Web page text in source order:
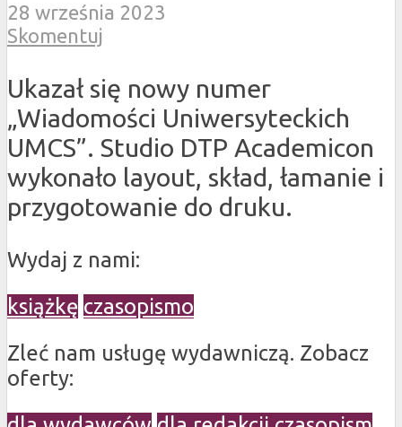
28 września 2023
Skomentuj
Ukazał się nowy numer
„Wiadomości Uniwersyteckich
UMCS”. Studio DTP Academicon
wykonało layout, skład, łamanie i
przygotowanie do druku.
Wydaj z nami:
książkę czasopismo
Zleć nam usługę wydawniczą. Zobacz
oferty: